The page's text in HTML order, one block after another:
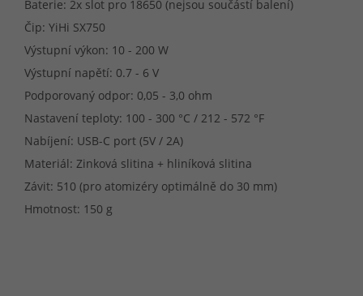
Baterie: 2x slot pro 18650 (nejsou součástí balení)
Čip: YiHi SX750
Výstupní výkon: 10 - 200 W
Výstupní napětí: 0.7 - 6 V
Podporovaný odpor: 0,05 - 3,0 ohm
Nastavení teploty: 100 - 300 °C / 212 - 572 °F
Nabíjení: USB-C port (5V / 2A)
Materiál: Zinková slitina + hliníková slitina
Závit: 510 (pro atomizéry optimálně do 30 mm)
Hmotnost: 150 g